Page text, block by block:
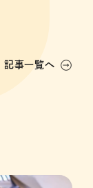
記事一覧へ